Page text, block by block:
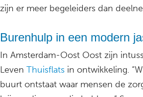
zijn er meer begeleiders dan
Burenhulp in een modern
In Amsterdam-Oost Oost zijn
Leven Thuisflats in ontwikkeling.
buurt ontstaat waar mensen de